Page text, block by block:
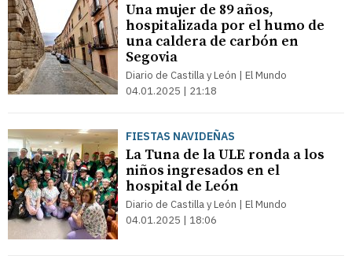
Una mujer de 89 años,
hospitalizada por el humo de
una caldera de carbón en
Segovia
Diario de Castilla y León | El Mundo
04.01.2025 | 21:18
FIESTAS NAVIDEÑAS
La Tuna de la ULE ronda a los
niños ingresados en el
hospital de León
Diario de Castilla y León | El Mundo
04.01.2025 | 18:06